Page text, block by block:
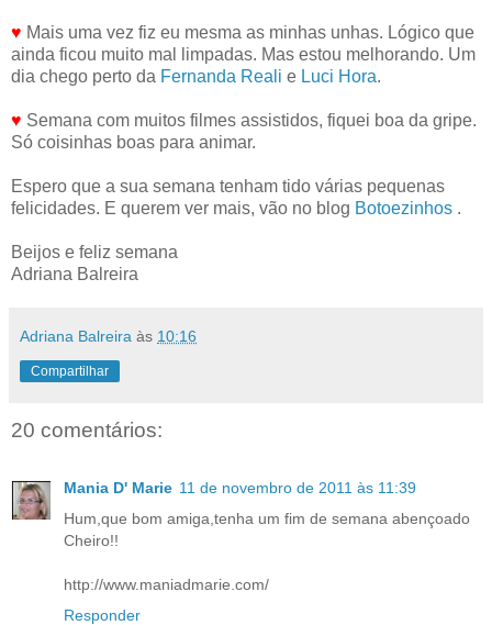
♥ Mais uma vez fiz eu mesma as minhas unhas. Lógico que
ainda ficou muito mal limpadas. Mas estou melhorando. Um
dia chego perto da Fernanda Reali e Luci Hora.
♥ Semana com muitos filmes assistidos, fiquei boa da gripe.
Só coisinhas boas para animar.
Espero que a sua semana tenham tido várias pequenas
felicidades. E querem ver mais, vão no blog Botoezinhos .
Beijos e feliz semana
Adriana Balreira
Adriana Balreira às 10:16
Compartilhar
20 comentários:
Mania D' Marie 11 de novembro de 2011 às 11:39
Hum,que bom amiga,tenha um fim de semana abençoado
Cheiro!!
http://www.maniadmarie.com/
Responder